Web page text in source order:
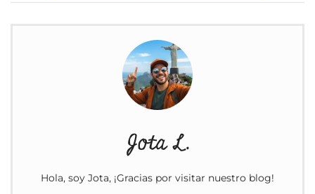
Jota L.
Hola, soy Jota, ¡Gracias por visitar nuestro blog!